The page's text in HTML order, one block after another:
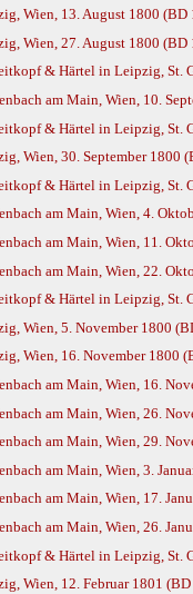
Wien, 13. August 1800 (BD
Wien, 27. August 1800 (BD
& Härtel in Leipzig, St.
am Main, Wien, 10.
& Härtel in Leipzig, St.
Wien, 30. September 1800
& Härtel in Leipzig, St.
am Main, Wien, 4.
am Main, Wien, 11.
am Main, Wien, 22.
& Härtel in Leipzig,
Wien, 5. November 1800
Wien, 16. November 1800
am Main, Wien, 16.
am Main, Wien, 26.
am Main, Wien, 29.
am Main, Wien, 3.
am Main, Wien, 17.
am Main, Wien, 26.
& Härtel in Leipzig, St.
Wien, 12. Februar 1801